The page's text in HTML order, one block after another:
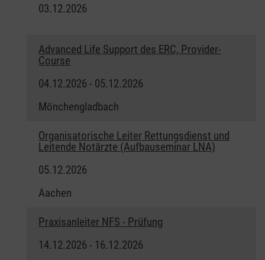
03.12.2026
Advanced Life Support des ERC, Provider-
Course
04.12.2026 - 05.12.2026
Mönchengladbach
Organisatorische Leiter Rettungsdienst und
Leitende Notärzte (Aufbauseminar LNA)
05.12.2026
Aachen
Praxisanleiter NFS - Prüfung
14.12.2026 - 16.12.2026